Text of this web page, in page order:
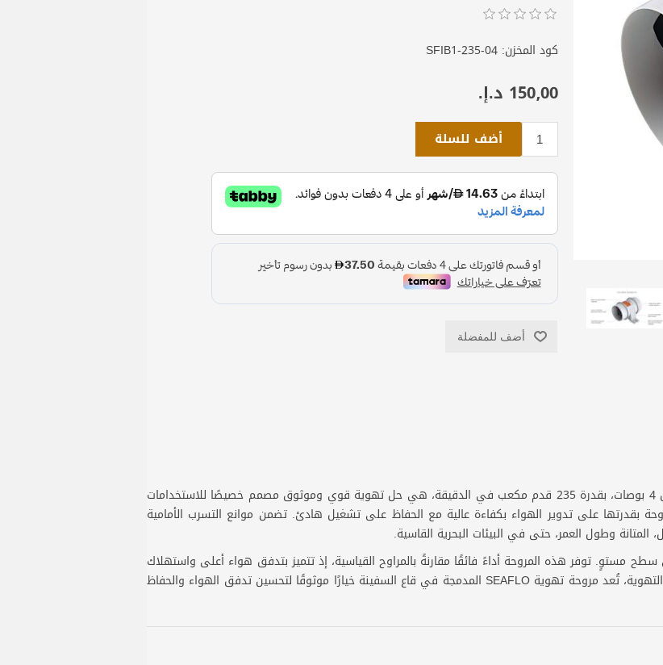
كود المخزن: SFIB1-235-04
150٫00 د.إ.‏
أضف للسلة
أضف للمفضلة
مروحة تهوية SEAFLO المدمجة في قاع السفينة، مقاس 4 بوصات، بقدرة 235 قدم مكعب في الدقيقة، هي حل تهوية قوي وموثوق مصمم خصيصًا للاستخدامات
بقدرتها على تدوير الهواء بكفاءة عالية مع الحفاظ على تشغيل هادئ. تضمن موانع التسرب الأمامية
المتانة وطول العمر، حتى في البيئات البحرية القاسية.
مستوٍ. توفر هذه المروحة أداءً فائقًا مقارنةً بالمراوح القياسية، إذ تتميز بتدفق هواء أعلى واستهلاك
أقل للطاقة. سواءً لأحواض السفن أو غيرها من احتياجات التهوية، تُعد مروحة تهوية SEAFLO المدمجة في قاع السفينة خيارًا موثوقًا لتحسين تدفق الهواء والحفاظ